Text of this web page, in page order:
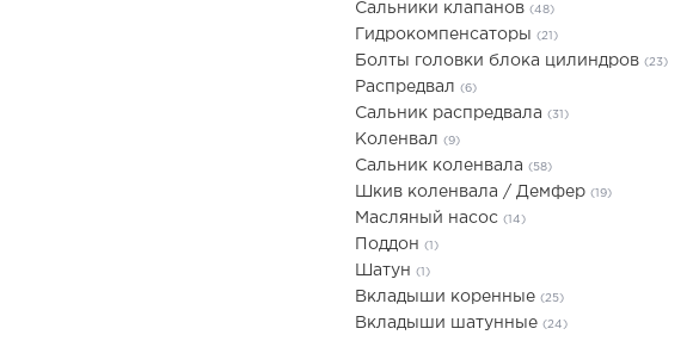
Сальники клапанов (48)
Гидрокомпенсаторы (21)
Болты головки блока цилиндров (23)
Распредвал (6)
Сальник распредвала (31)
Коленвал (9)
Сальник коленвала (58)
Шкив коленвала / Демфер (19)
Масляный насос (14)
Поддон (1)
Шатун (1)
Вкладыши коренные (25)
Вкладыши шатунные (24)